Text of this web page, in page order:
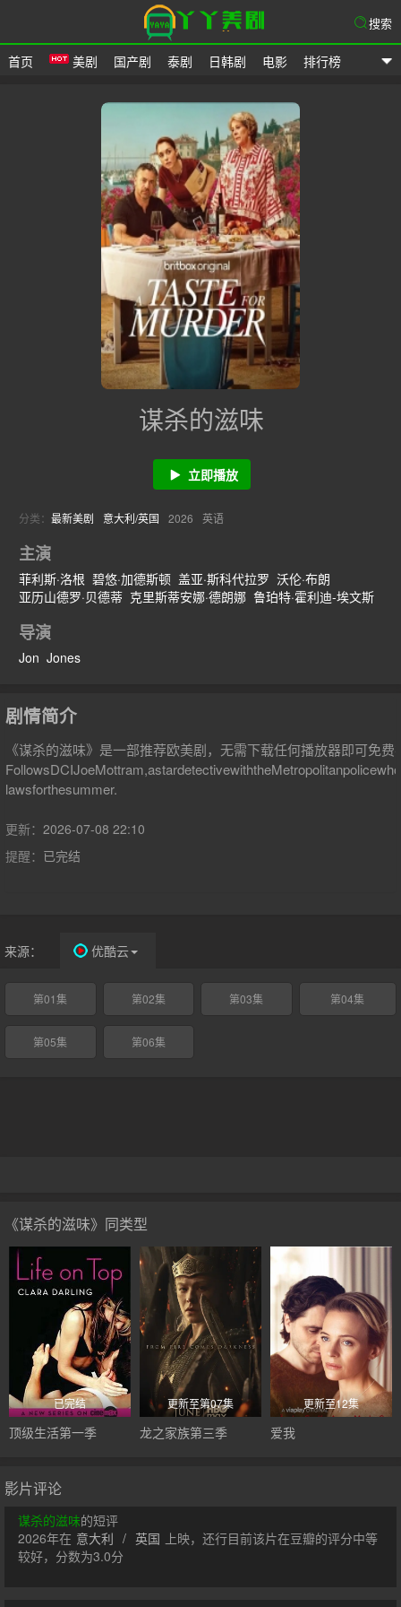
首页 美剧 国产剧 泰剧 日韩剧 电影 排行榜
搜索
谋杀的滋味
立即播放
分类： 最新美剧 意大利/英国 2026 英语
主演
菲利斯·洛根 碧悠·加德斯顿 盖亚·斯科代拉罗 沃伦·布朗
亚历山德罗·贝德蒂 克里斯蒂安娜·德朗娜 鲁珀特·霍利迪-埃文斯
导演
Jon Jones
剧情简介
《谋杀的滋味》是一部推荐欧美剧，无需下载任何播放器即可免
lawsforthesummer.
更新： 2026-07-08 22:10
提醒： 已完结
来源： 优酷云
第01集 第02集 第03集 第04集
第05集 第06集
《谋杀的滋味》同类型
已完结
顶级生活第一季
更新至第07集
龙之家族第三季
更新至12集
爱我
影片评论
谋杀的滋味的短评
2026年在 意大利 / 英国 上映，还行目前该片在豆瓣的评分中等
较好，分数为3.0分